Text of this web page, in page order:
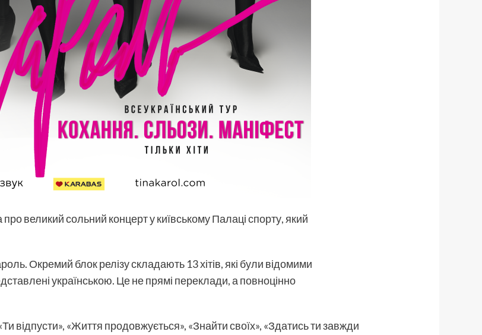
великий сольний концерт у київському Палаці спорту, який
Окремий блок релізу складають 13 хітів, які були відомими
українською. Це не прямі переклади, а повноцінно
відпусти», «Життя продовжується», «Знайти своїх», «Здатись ти завжди